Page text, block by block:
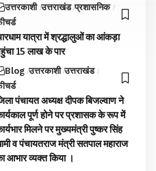
उत्तरकाशी उत्तराखंड प्रशासनिक
यात्रा में श्रद्धालुओं का आंकड़ा
15 लाख के पार
Blog उत्तरकाशी उत्तराखंड
पंचायत अध्यक्ष दीपक बिजल्वाण ने
पूर्ण होने पर प्रशासक के रूप में
मिलने पर मुख्यमंत्री पुष्कर सिंह
व पंचायतराज मंत्री सतपाल महाराज
आभार व्यक्त किया ।